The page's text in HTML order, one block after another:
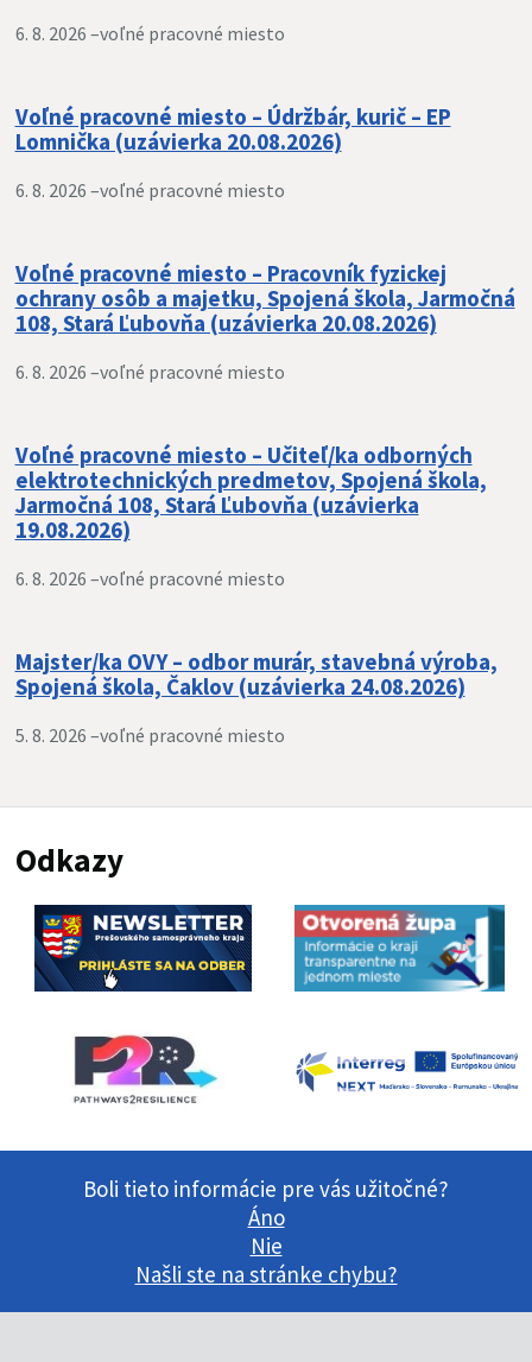
6. 8. 2026 –voľné pracovné miesto
Voľné pracovné miesto – Údržbár, kurič – EP
Lomnička (uzávierka 20.08.2026)
6. 8. 2026 –voľné pracovné miesto
Voľné pracovné miesto – Pracovník fyzickej
ochrany osôb a majetku, Spojená škola, Jarmočná
108, Stará Ľubovňa (uzávierka 20.08.2026)
6. 8. 2026 –voľné pracovné miesto
Voľné pracovné miesto – Učiteľ/ka odborných
elektrotechnických predmetov, Spojená škola,
Jarmočná 108, Stará Ľubovňa (uzávierka
19.08.2026)
6. 8. 2026 –voľné pracovné miesto
Majster/ka OVY – odbor murár, stavebná výroba,
Spojená škola, Čaklov (uzávierka 24.08.2026)
5. 8. 2026 –voľné pracovné miesto
Odkazy
Boli tieto informácie pre vás užitočné?
Áno
Nie
Našli ste na stránke chybu?